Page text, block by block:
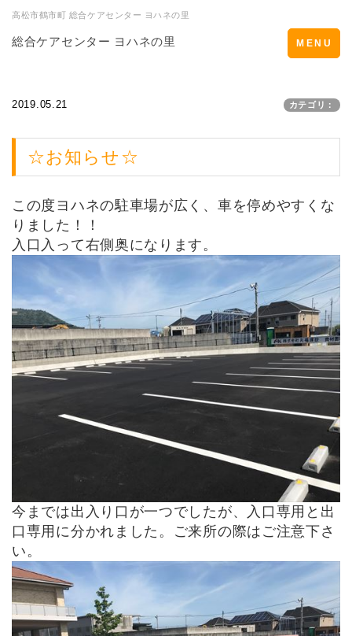
高松市鶴市町 総合ケアセンター ヨハネの里
総合ケアセンター ヨハネの里
Toggle
navigation
MENU
2019.05.21 カテゴリ：
☆お知らせ☆
この度ヨハネの駐車場が広く、車を停めやすくな
りました！！
入口入って右側奥になります。
今までは出入り口が一つでしたが、入口専用と出
口専用に分かれました。ご来所の際はご注意下さ
い。